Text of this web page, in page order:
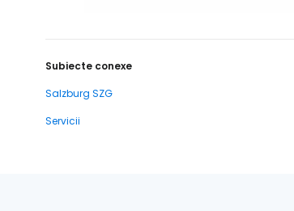
Subiecte conexe
Salzburg SZG
Servicii